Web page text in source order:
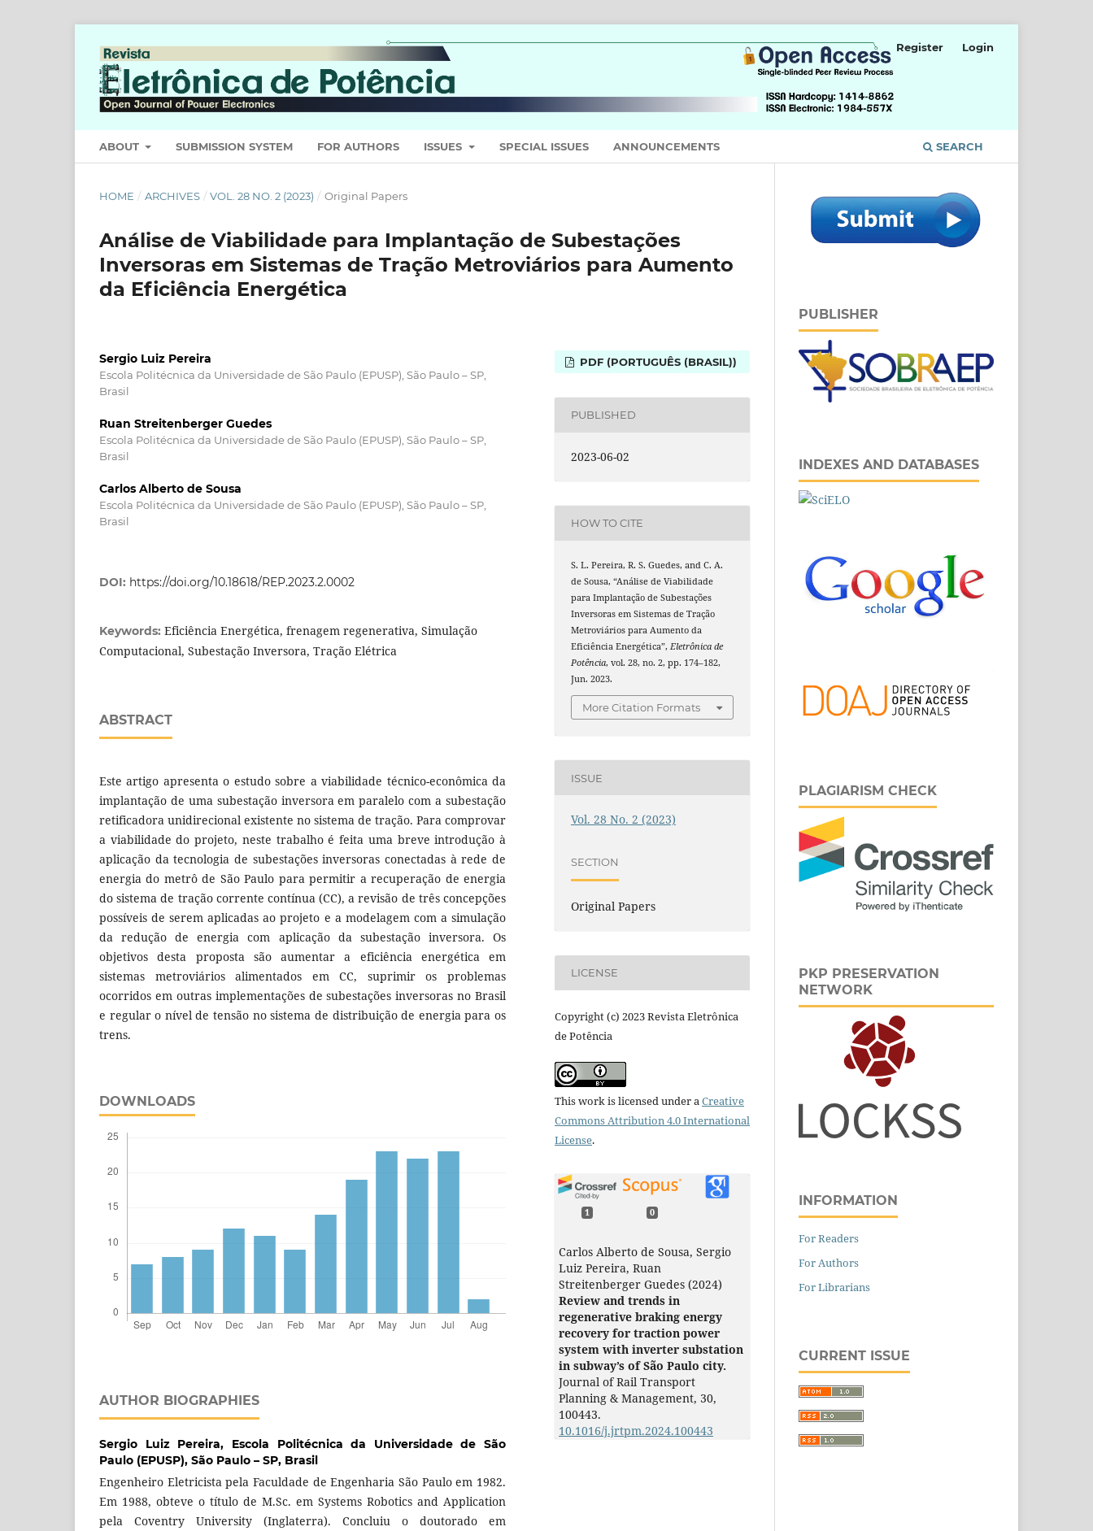
ABOUT SUBMISSION SYSTEM FOR AUTHORS ISSUES SPECIAL ISSUES ANNOUNCEMENTS SEARCH
Register Login
HOME / ARCHIVES / VOL. 28 NO. 2 (2023) / Original Papers
Análise de Viabilidade para Implantação de Subestações
Inversoras em Sistemas de Tração Metroviários para Aumento
da Eficiência Energética
Sergio Luiz Pereira
Escola Politécnica da Universidade de São Paulo (EPUSP), São Paulo – SP,
Brasil
Ruan Streitenberger Guedes
Escola Politécnica da Universidade de São Paulo (EPUSP), São Paulo – SP,
Brasil
Carlos Alberto de Sousa
Escola Politécnica da Universidade de São Paulo (EPUSP), São Paulo – SP,
Brasil
DOI: https://doi.org/10.18618/REP.2023.2.0002
Keywords: Eficiência Energética, frenagem regenerativa, Simulação
Computacional, Subestação Inversora, Tração Elétrica
ABSTRACT
Este artigo apresenta o estudo sobre a viabilidade técnico-econômica da
implantação de uma subestação inversora em paralelo com a subestação
retificadora unidirecional existente no sistema de tração. Para comprovar
a viabilidade do projeto, neste trabalho é feita uma breve introdução à
aplicação da tecnologia de subestações inversoras conectadas à rede de
energia do metrô de São Paulo para permitir a recuperação de energia
do sistema de tração corrente contínua (CC), a revisão de três concepções
possíveis de serem aplicadas ao projeto e a modelagem com a simulação
da redução de energia com aplicação da subestação inversora. Os
objetivos desta proposta são aumentar a eficiência energética em
sistemas metroviários alimentados em CC, suprimir os problemas
ocorridos em outras implementações de subestações inversoras no Brasil
e regular o nível de tensão no sistema de distribuição de energia para os
trens.
DOWNLOADS
AUTHOR BIOGRAPHIES
Sergio Luiz Pereira, Escola Politécnica da Universidade de São
Paulo (EPUSP), São Paulo – SP, Brasil
Engenheiro Eletricista pela Faculdade de Engenharia São Paulo em 1982.
Em 1988, obteve o título de M.Sc. em Systems Robotics and Application
pela Coventry University (Inglaterra). Concluiu o doutorado em
PDF (PORTUGUÊS (BRASIL))
PUBLISHED
2023-06-02
HOW TO CITE
S. L. Pereira, R. S. Guedes, and C. A.
de Sousa, “Análise de Viabilidade
para Implantação de Subestações
Inversoras em Sistemas de Tração
Metroviários para Aumento da
Eficiência Energética”,Eletrônica de
Potência, vol. 28, no. 2, pp. 174–182,
Jun. 2023.
More Citation Formats
ISSUE
Vol. 28 No. 2 (2023)
SECTION
Original Papers
LICENSE
Copyright (c) 2023 Revista Eletrônica
de Potência
This work is licensed under a Creative
Commons Attribution 4.0 International
License.
1 0
Carlos Alberto de Sousa, Sergio
Luiz Pereira, Ruan
Streitenberger Guedes (2024)
Review and trends in
regenerative braking energy
recovery for traction power
system with inverter substation
in subway’s of São Paulo city.
Journal of Rail Transport
Planning & Management, 30,
100443.
10.1016/j.jrtpm.2024.100443
PUBLISHER
INDEXES AND DATABASES
PLAGIARISM CHECK
PKP PRESERVATION
NETWORK
INFORMATION
For Readers
For Authors
For Librarians
CURRENT ISSUE